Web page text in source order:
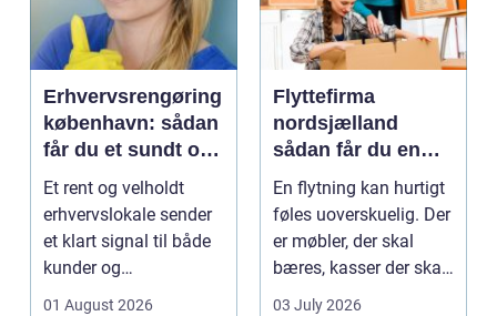
Erhvervsrengøring
københavn: sådan
får du et sundt og
professionelt
arbejdsmiljø
Et rent og velholdt
erhvervslokale sender
et klart signal til både
kunder og
medarbejdere. Mange
01 August 2026
Flyttefirma
nordsjælland
sådan får du en
tryg og effektiv
flytning
En flytning kan hurtigt
føles uoverskuelig. Der
er møbler, der skal
bæres, kasser der skal
pakkes, o...
03 July 2026